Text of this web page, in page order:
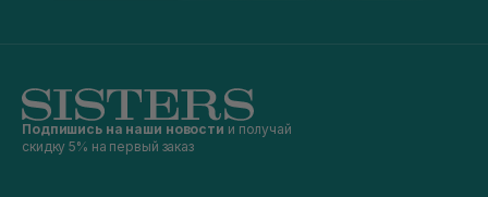
Подпишись на наши новости и получай
скидку 5% на первый заказ